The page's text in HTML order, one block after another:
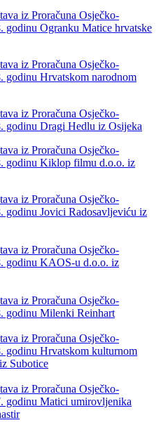
iz Proračuna Osječko-
godinu Ogranku Matice hrvatske
iz Proračuna Osječko-
godinu Hrvatskom narodnom
iz Proračuna Osječko-
godinu Dragi Hedlu iz Osijeka
iz Proračuna Osječko-
godinu Kiklop filmu d.o.o. iz
iz Proračuna Osječko-
godinu Jovici Radosavljeviću iz
iz Proračuna Osječko-
godinu KAOS-u d.o.o. iz
iz Proračuna Osječko-
godinu Milenki Reinhart
iz Proračuna Osječko-
godinu Hrvatskom kulturnom
Subotice
iz Proračuna Osječko-
godinu Matici umirovljenika